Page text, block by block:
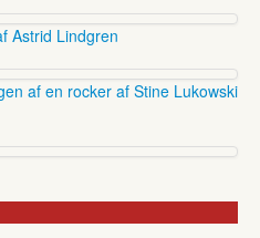
Astrid Lindgren
af en rocker af Stine Lukowski